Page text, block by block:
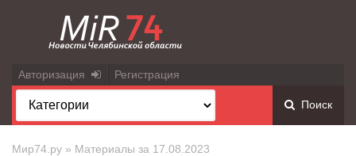
Авторизация Регистрация
Поиск
Мир74.ру » Материалы за 17.08.2023